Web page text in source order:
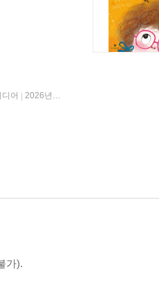
어
2026년 06월 23일
가).